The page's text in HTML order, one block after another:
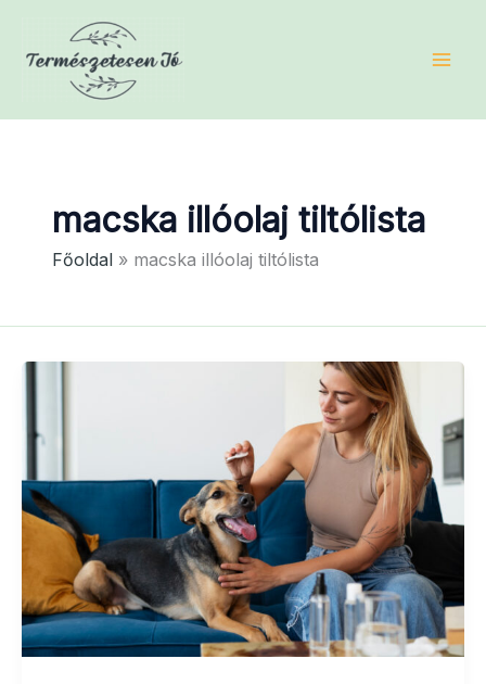
content
macska illóolaj tiltólista
Főoldal macska illóolaj tiltólista